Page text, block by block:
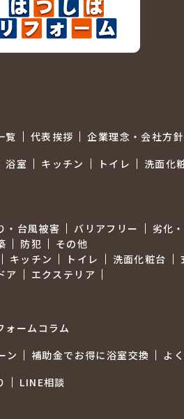
覧 代表挨拶 企業理念・会社方針
浴室 キッチン トイレ 洗面化
・台風被害 バリアフリー 劣化
防犯
その他
キッチン トイレ 洗面化粧台
ア
エクステリア
ォームコラム
ン 補助金でお得に浴室交換 よ
LINE相談